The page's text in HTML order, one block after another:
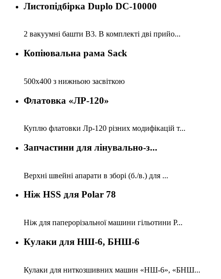
Листопідбірка Duplo DC-10000
2 вакуумні башти B3. В комплекті дві прийо...
Копіювальна рама Sack
500х400 з нижньою засвіткою
Флатовка «ЛР-120»
Куплю флатовки Лр-120 різних модифікацій т...
Запчастини для лінувально-з...
Верхні швейні апарати в зборі (б./в.) для ...
Ніж HSS для Polar 78
Ніж для паперорізальної машини гільотини P...
Кулаки для НШ-6, БНШ-6
Кулаки для ниткозшивних машин «НШ-6», «БНШ...